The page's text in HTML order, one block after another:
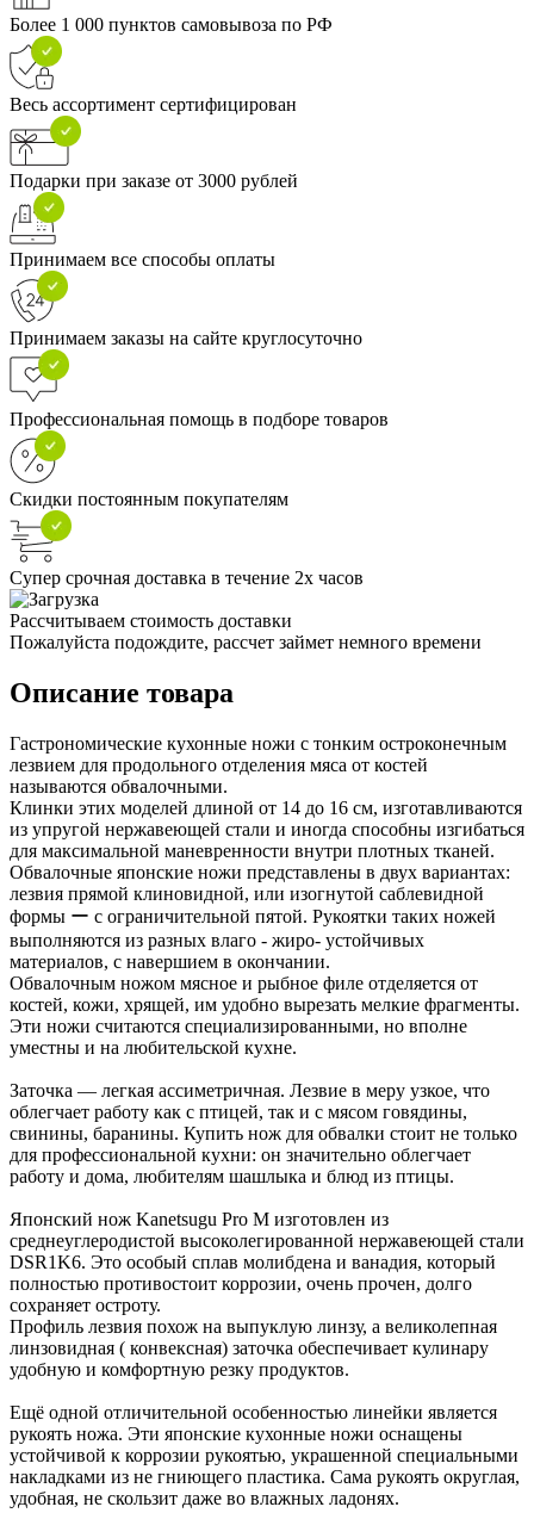
Более 1 000 пунктов самовывоза по РФ
Весь ассортимент сертифицирован
Подарки при заказе от 3000 рублей
Принимаем все способы оплаты
Принимаем заказы на сайте круглосуточно
Профессиональная помощь в подборе товаров
Скидки постоянным покупателям
Супер срочная доставка в течение 2х часов
Рассчитываем стоимость доставки
Пожалуйста подождите, рассчет займет немного времени
Описание товара
Гастрономические кухонные ножи с тонким остроконечным
лезвием для продольного отделения мяса от костей
называются обвалочными.
Клинки этих моделей длиной от 14 до 16 см, изготавливаются
из упругой нержавеющей стали и иногда способны изгибаться
для максимальной маневренности внутри плотных тканей.
Обвалочные японские ножи представлены в двух вариантах:
лезвия прямой клиновидной, или изогнутой саблевидной
формы ー с ограничительной пятой. Рукоятки таких ножей
выполняются из разных влаго - жиро- устойчивых
материалов, с навершием в окончании.
Обвалочным ножом мясное и рыбное филе отделяется от
костей, кожи, хрящей, им удобно вырезать мелкие фрагменты.
Эти ножи считаются специализированными, но вполне
уместны и на любительской кухне.
Заточка — легкая ассиметричная. Лезвие в меру узкое, что
облегчает работу как с птицей, так и с мясом говядины,
свинины, баранины. Купить нож для обвалки стоит не только
для профессиональной кухни: он значительно облегчает
работу и дома, любителям шашлыка и блюд из птицы.
Японский нож Kanetsugu Pro М изготовлен из
среднеуглеродистой высоколегированной нержавеющей стали
DSR1K6. Это особый сплав молибдена и ванадия, который
полностью противостоит коррозии, очень прочен, долго
сохраняет остроту.
Профиль лезвия похож на выпуклую линзу, а великолепная
линзовидная ( конвексная) заточка обеспечивает кулинару
удобную и комфортную резку продуктов.
Ещё одной отличительной особенностью линейки является
рукоять ножа. Эти японские кухонные ножи оснащены
устойчивой к коррозии рукоятью, украшенной специальными
накладками из не гниющего пластика. Сама рукоять округлая,
удобная, не скользит даже во влажных ладонях.